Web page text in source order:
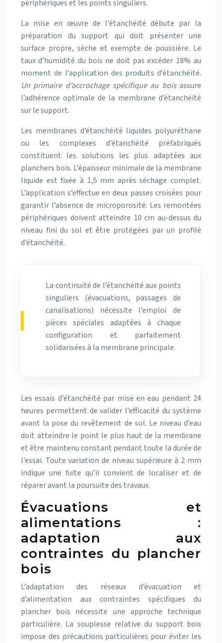
périphériques et les points singuliers.
La mise en œuvre de l’étanchéité débute par la
préparation du support qui doit présenter une
surface propre, sèche et exempte de poussière. Le
taux d’humidité du bois ne doit pas excéder 18% au
moment de l’application des produits d’étanchéité.
Un primaire d’accrochage spécifique au bois assure
l’adhérence optimale de la membrane d’étanchéité
sur le support.
Les membranes d’étanchéité liquides polyuréthane
ou les complexes d’étanchéité préfabriqués
constituent les solutions les plus adaptées aux
planchers bois. L’épaisseur minimale de la membrane
liquide est fixée à 1,5 mm après séchage complet.
L’application s’effectue en deux passes croisées pour
garantir l’absence de microporosité. Les remontées
périphériques doivent atteindre 10 cm au-dessus du
niveau fini du sol et être protégées par un profilé
d’étanchéité.
La continuité de l’étanchéité aux points
singuliers (évacuations, passages de
canalisations) nécessite l’emploi de
pièces spéciales adaptées à chaque
configuration et parfaitement
solidarisées à la membrane principale.
Les essais d’étanchéité par mise en eau pendant 24
heures permettent de valider l’efficacité du système
avant la pose du revêtement de sol. Le niveau d’eau
doit atteindre le point le plus haut de la membrane
et être maintenu constant pendant toute la durée de
l’essai. Toute variation de niveau supérieure à 2 mm
indique une fuite qu’il convient de localiser et de
réparer avant la poursuite des travaux.
Évacuations et
alimentations :
adaptation aux
contraintes du plancher
bois
L’adaptation des réseaux d’évacuation et
d’alimentation aux contraintes spécifiques du
plancher bois nécessite une approche technique
particulière. La souplesse relative du support bois
impose des précautions particulières pour éviter les